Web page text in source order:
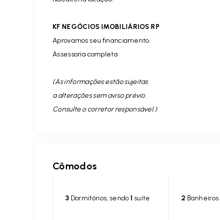
KF NEGÓCIOS IMOBILIÁRIOS RP
Aprovamos seu financiamento.
Assessoria completa
(As informações estão sujeitas
a alterações sem aviso prévio.
Consulte o corretor responsável. )
Cômodos
3 Dormitórios, sendo1 suíte 2 Banheiros